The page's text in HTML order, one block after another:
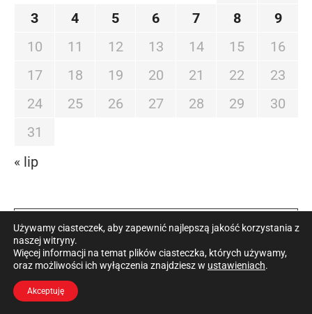
3
4 5 6 7 8
9
10
11 12 13 14 15
16
17
18 19 20 21 22
23
24
25 26 27 28 29
30
31
« lip
OSTATNIE WPISY
Wskazuje też, że średnia cena wiśni, jaką
uzyskał w tym sezonie, wyniosła około 3,30 zł
Używamy ciasteczek, aby zapewnić najlepszą jakość korzystania z
naszej witryny.
Więcej informacji na temat plików ciasteczka, których używamy,
oraz możliwości ich wyłączenia znajdziesz w ustawieniach.
Akceptuję